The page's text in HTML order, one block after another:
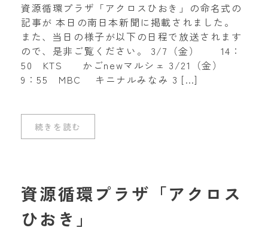
資源循環プラザ「アクロスひおき」の命名式の
記事が 本日の南日本新聞に掲載されました。
また、当日の様子が以下の日程で放送されます
ので、是非ご覧ください。 3/7（金） 14：
50 KTS かごnewマルシェ 3/21（金）
9：55 MBC キニナルみなみ 3 […]
続きを読む
資源循環プラザ「アクロス
ひおき」